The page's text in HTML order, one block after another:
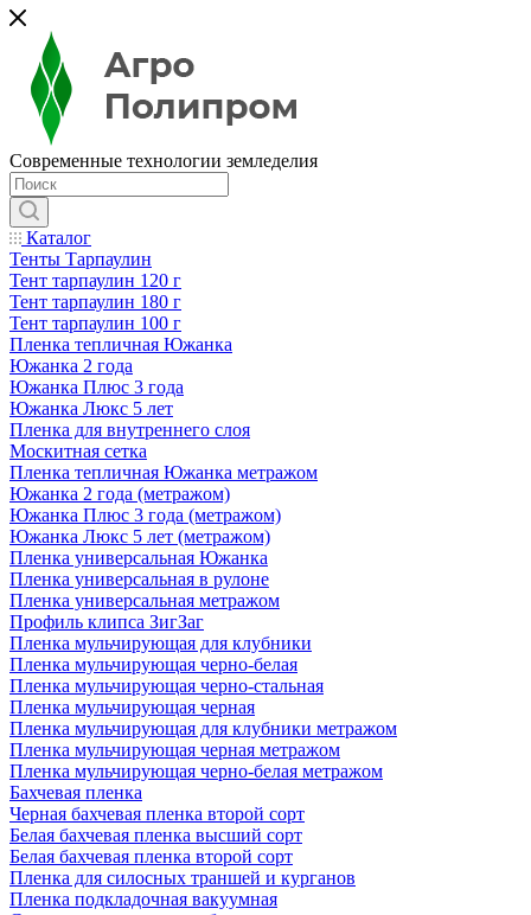
Современные технологии земледелия
Каталог
Тенты Тарпаулин
Тент тарпаулин 120 г
Тент тарпаулин 180 г
Тент тарпаулин 100 г
Пленка тепличная Южанка
Южанка 2 года
Южанка Плюс 3 года
Южанка Люкс 5 лет
Пленка для внутреннего слоя
Москитная сетка
Пленка тепличная Южанка метражом
Южанка 2 года (метражом)
Южанка Плюс 3 года (метражом)
Южанка Люкс 5 лет (метражом)
Пленка универсальная Южанка
Пленка универсальная в рулоне
Пленка универсальная метражом
Профиль клипса ЗигЗаг
Пленка мульчирующая для клубники
Пленка мульчирующая черно-белая
Пленка мульчирующая черно-стальная
Пленка мульчирующая черная
Пленка мульчирующая для клубники метражом
Пленка мульчирующая черная метражом
Пленка мульчирующая черно-белая метражом
Бахчевая пленка
Черная бахчевая пленка второй сорт
Белая бахчевая пленка высший сорт
Белая бахчевая пленка второй сорт
Пленка для силосных траншей и курганов
Пленка подкладочная вакуумная